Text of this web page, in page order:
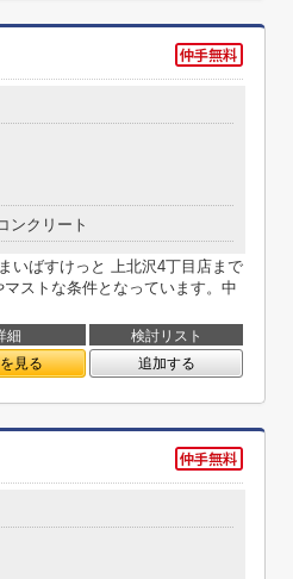
ンクリート
いばすけっと 上北沢4丁目店まで
ストな条件となっています。中
細
検討リスト
見る 追加する